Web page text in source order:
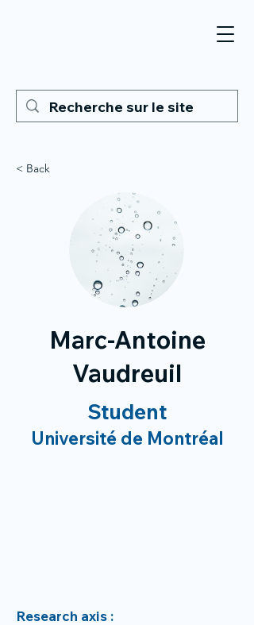
< Back
Marc-Antoine
Vaudreuil
Student
Université de Montréal
Research axis :